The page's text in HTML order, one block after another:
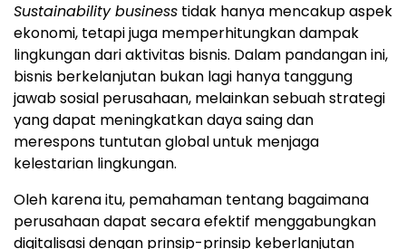
Sustainability business tidak hanya mencakup aspek
ekonomi, tetapi juga memperhitungkan dampak
lingkungan dari aktivitas bisnis. Dalam pandangan ini,
bisnis berkelanjutan bukan lagi hanya tanggung
jawab sosial perusahaan, melainkan sebuah strategi
yang dapat meningkatkan daya saing dan
merespons tuntutan global untuk menjaga
kelestarian lingkungan.
Oleh karena itu, pemahaman tentang bagaimana
perusahaan dapat secara efektif menggabungkan
digitalisasi dengan prinsip-prinsip keberlanjutan